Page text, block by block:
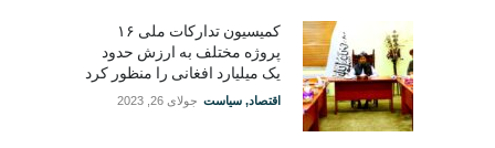
کمیسیون تدارکات ملی ۱۶
پروژه مختلف به ارزش حدود
یک میلیارد افغانی را منظور کرد
اقتصاد, سیاست جولای 26, 2023